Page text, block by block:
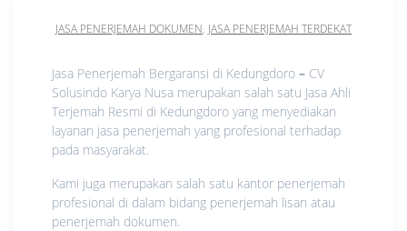
JASA PENERJEMAH DOKUMEN, JASA PENERJEMAH TERDEKAT
Jasa Penerjemah Bergaransi di Kedungdoro – CV
Solusindo Karya Nusa merupakan salah satu Jasa Ahli
Terjemah Resmi di Kedungdoro yang menyediakan
layanan jasa penerjemah yang profesional terhadap
pada masyarakat.
Kami juga merupakan salah satu kantor penerjemah
profesional di dalam bidang penerjemah lisan atau
penerjemah dokumen.